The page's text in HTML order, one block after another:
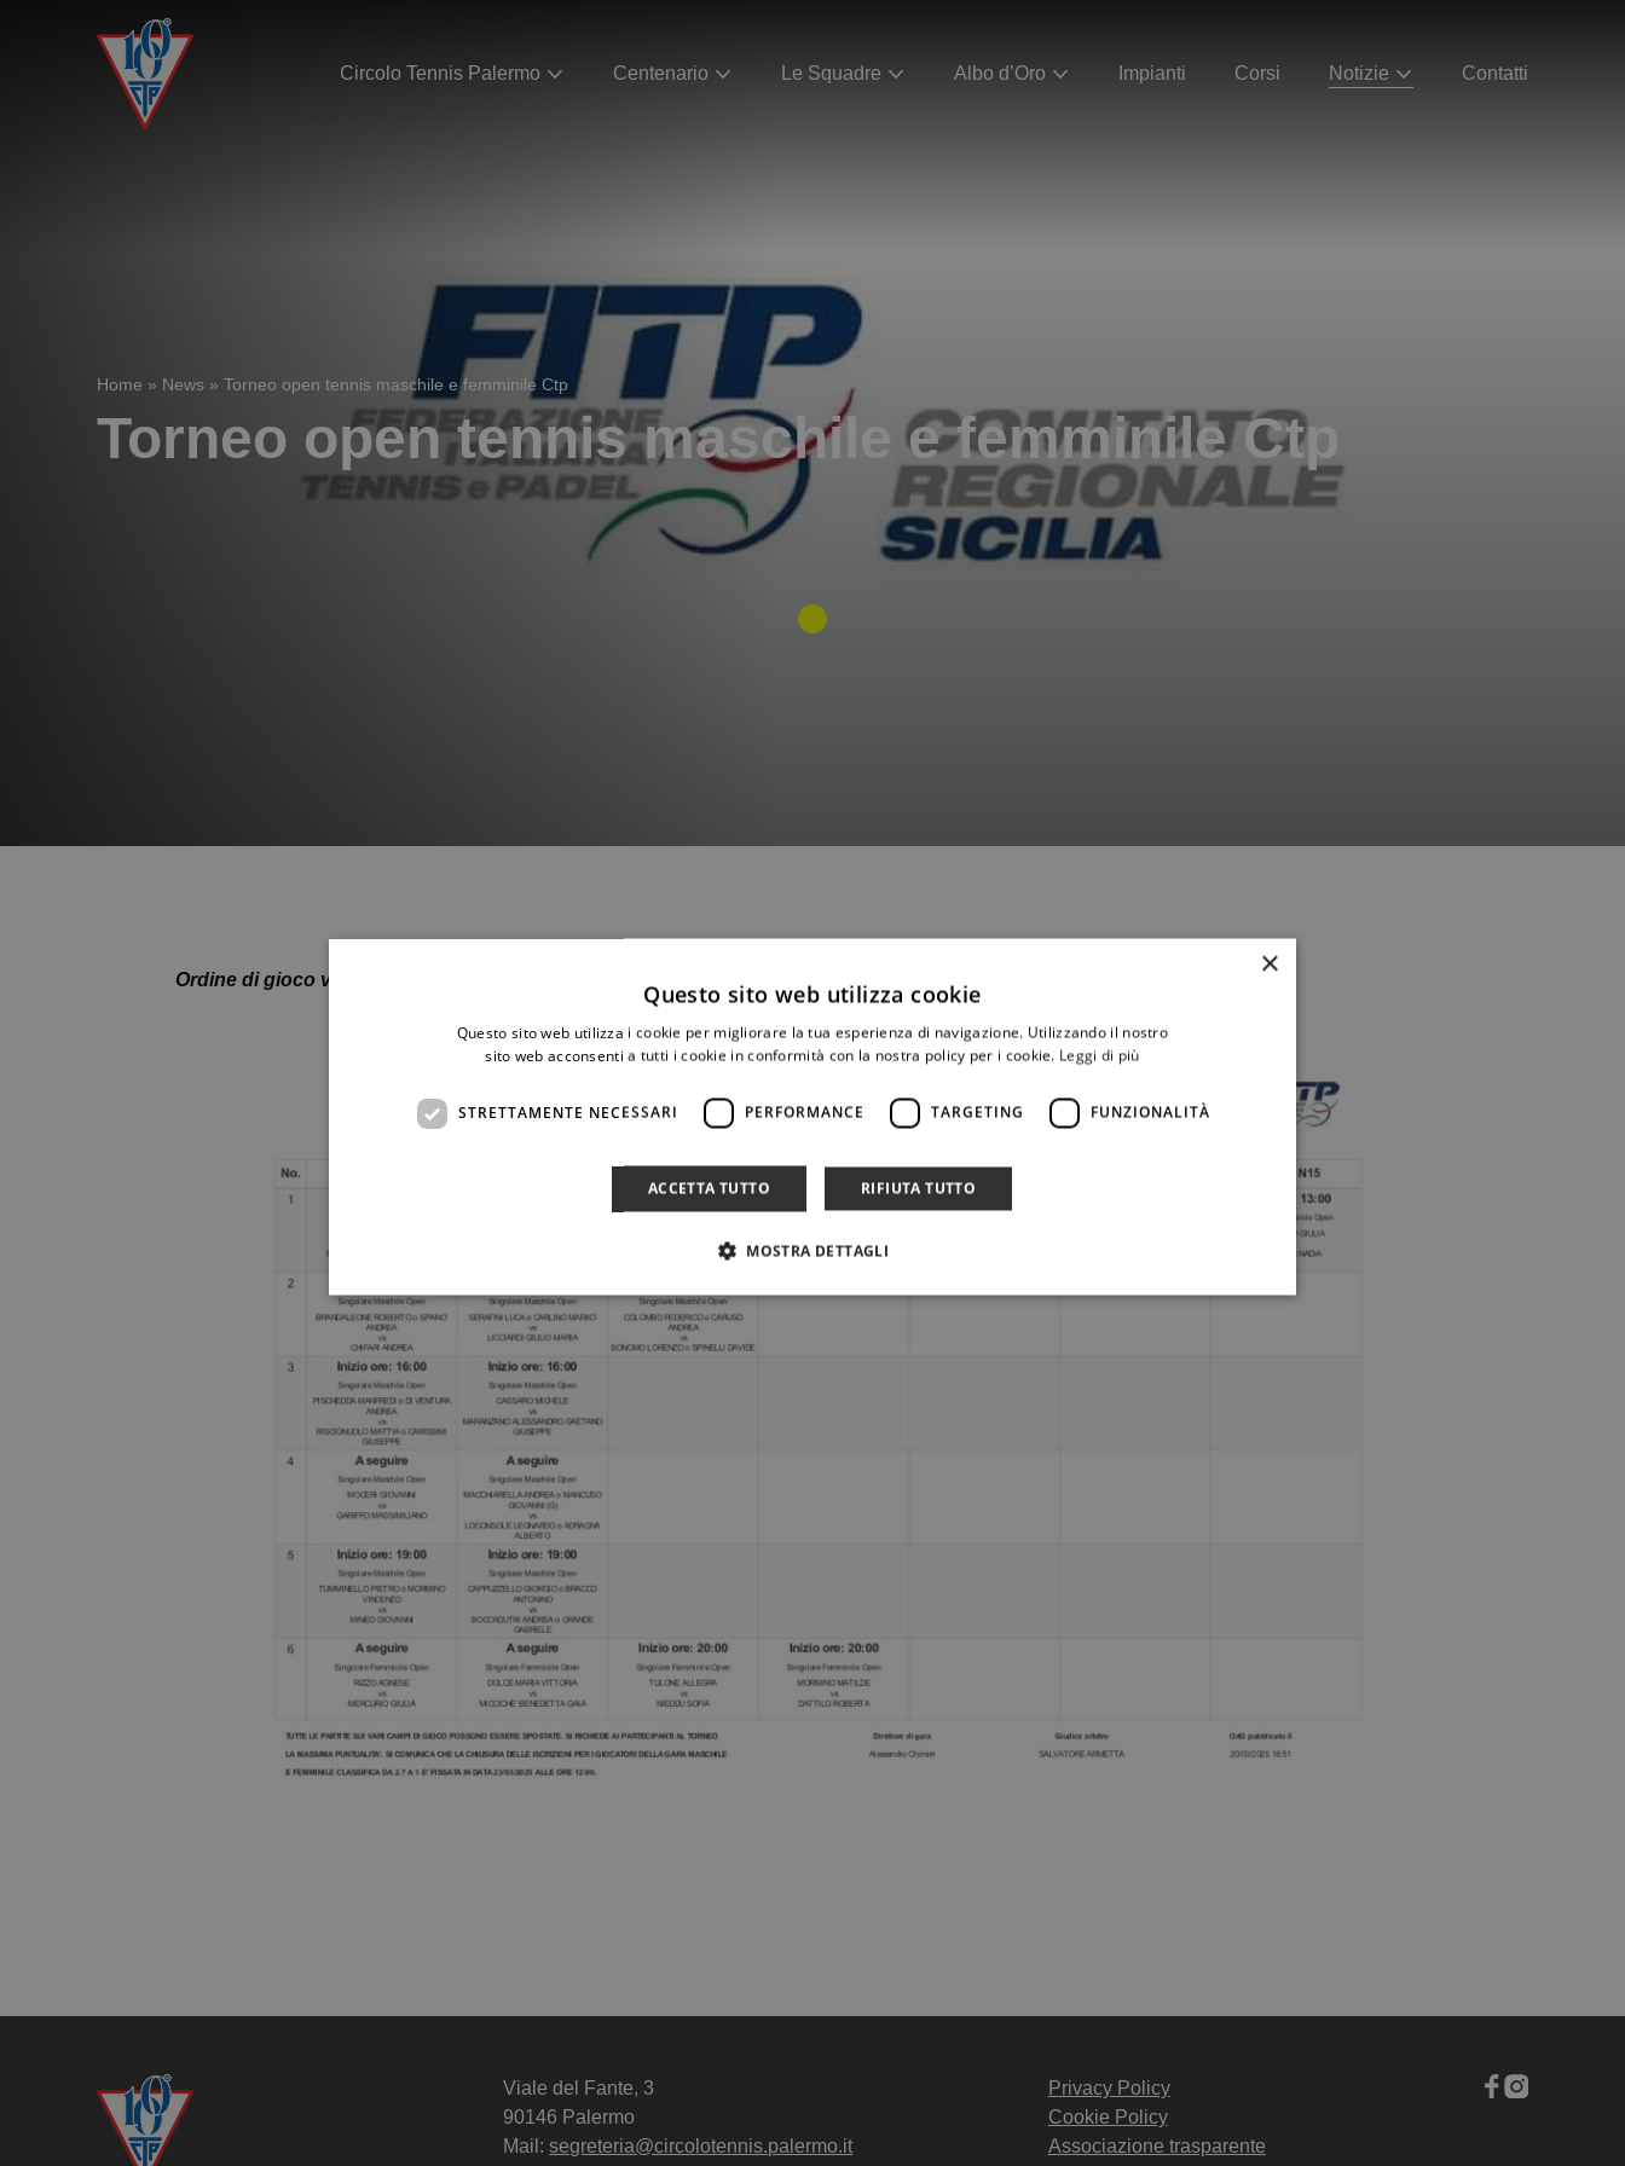
Circolo Tennis Palermo Centenario Le Squadre Albo d’Oro Impianti Corsi Notizie Contatti
Home » News » Torneo open tennis maschile e femminile Ctp
Torneo open tennis maschile e femminile Ctp
Ordine di gioco venerdì 21 marzo
Viale del Fante, 3
90146 Palermo
Mail:segreteria@circolotennis.palermo.it
Privacy Policy
Cookie Policy
Associazione trasparente
×
Questo sito web utilizza cookie
Questo sito web utilizza i cookie per migliorare la tua esperienza di navigazione. Utilizzando il nostro
sito web acconsenti a tutti i cookie in conformità con la nostra policy per i cookie. Leggi di più
STRETTAMENTE NECESSARI PERFORMANCE TARGETING FUNZIONALITÀ
ACCETTA TUTTO RIFIUTA TUTTO
MOSTRA DETTAGLI